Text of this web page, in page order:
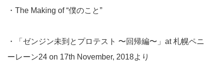
・The Making of “僕のこと”
・「ゼンジン未到とプロテスト 〜回帰編〜」at 札幌ペニ
ーレーン24 on 17th November, 2018より